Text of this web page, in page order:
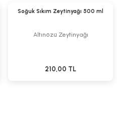
Soğuk Sıkım Zeytinyağı 500 ml
Altınözü Zeytinyağı
210,00 TL